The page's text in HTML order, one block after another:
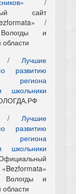
/
сайт
/
и
области
/ Лучшие
развитию
региона
школьники
/ Лучшие
развитию
региона
школьники
Вологды и
области